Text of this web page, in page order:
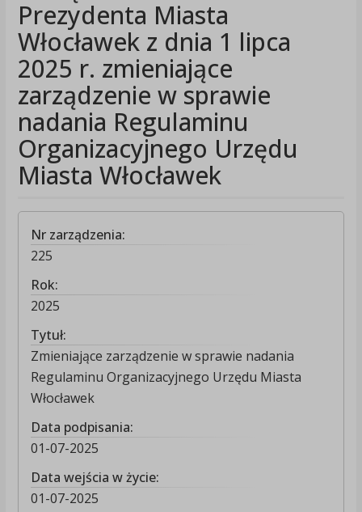
Prezydenta Miasta
Włocławek z dnia 1 lipca
2025 r. zmieniające
zarządzenie w sprawie
nadania Regulaminu
Organizacyjnego Urzędu
Miasta Włocławek
Nr zarządzenia:
225
Rok:
2025
Tytuł:
Zmieniające zarządzenie w sprawie nadania
Regulaminu Organizacyjnego Urzędu Miasta
Włocławek
Data podpisania:
01-07-2025
Data wejścia w życie:
01-07-2025